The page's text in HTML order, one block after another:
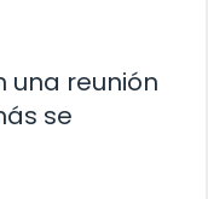
una reunión
se